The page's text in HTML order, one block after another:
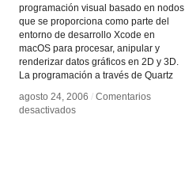
programación visual basado en nodos
que se proporciona como parte del
entorno de desarrollo Xcode en
macOS para procesar, anipular y
renderizar datos gráficos en 2D y 3D.
La programación a través de Quartz
agosto 24, 2006 / Comentarios
desactivadosen
agosto 24, 2006 / Comentarios
desactivadosen